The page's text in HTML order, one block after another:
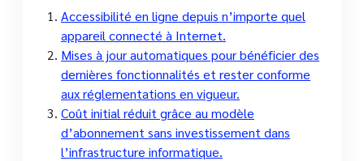
Accessibilité en ligne depuis n’importe quel
appareil connecté à Internet.
Mises à jour automatiques pour bénéficier des
dernières fonctionnalités et rester conforme
aux réglementations en vigueur.
Coût initial réduit grâce au modèle
d’abonnement sans investissement dans
l’infrastructure informatique.